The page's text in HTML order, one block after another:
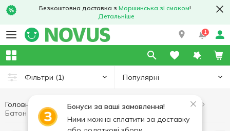
Безкоштовна доставка з Моршинська зі смаком!
Детальніше
1
Фільтри (1) Популярні
Бонуси за ваші замовлення!
Ними можна сплатити за доставку
Головна Пекарня Хлібобулочні вироби
Батон
Батон 500 г